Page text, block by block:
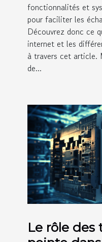
fonctionnalités et
pour faciliter les
Découvrez donc ce
internet et les
à travers cet article.
de...
Le rôle des